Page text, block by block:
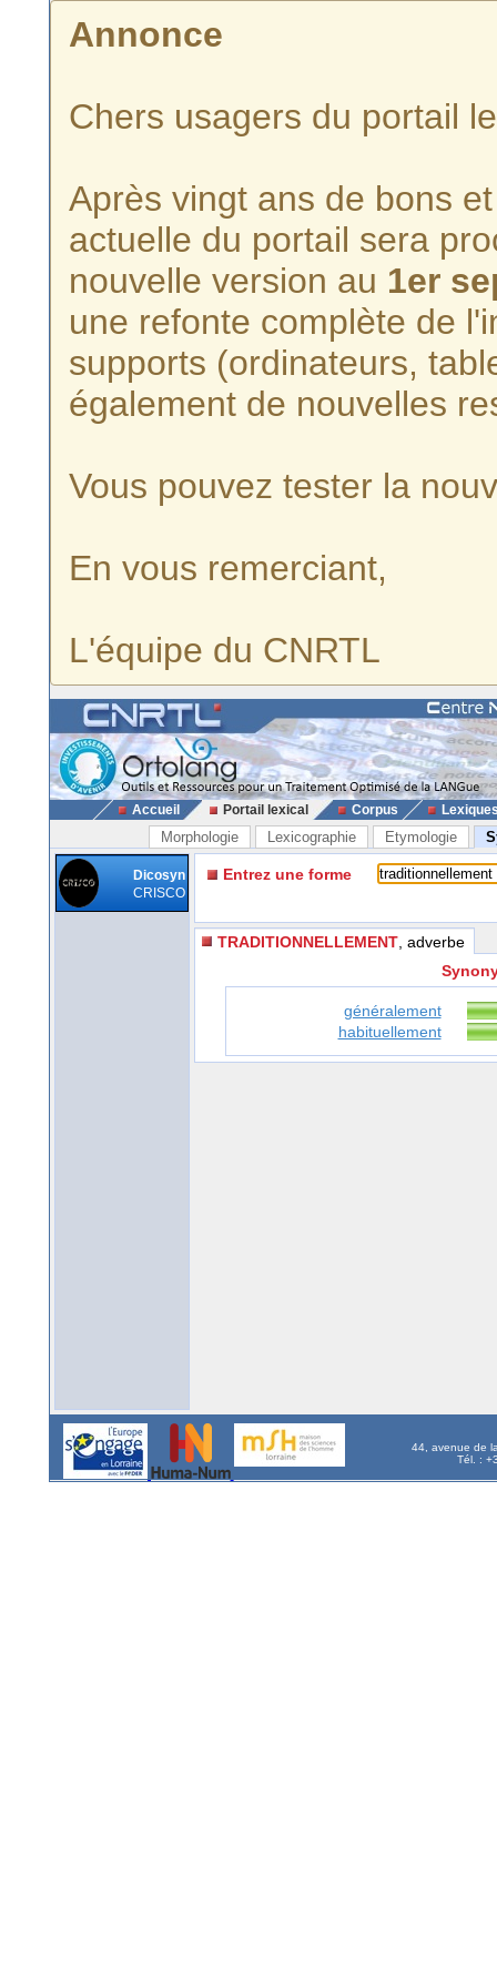
Annonce
Chers usagers du portail
Après vingt ans de bons
actuelle du portail sera
nouvelle version au 1er
une refonte complète de
supports (ordinateurs,
également de nouvelles
Vous pouvez tester la
En vous remerciant,
L'équipe du CNRTL
Accueil Portail lexical Corpus
Morphologie Lexicographie Etymologie
Dicosyn
CRISCO
Entrez une forme
TRADITIONNELLEMENT , adverbe
généralement
habituellement
44, avenue de
Tél. :